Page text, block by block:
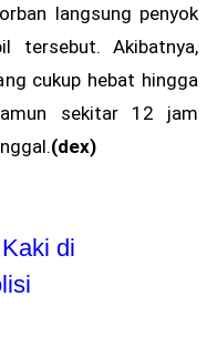
langsung penyok
tersebut. Akibatnya,
cukup hebat hingga
sekitar 12 jam
(dex)
di